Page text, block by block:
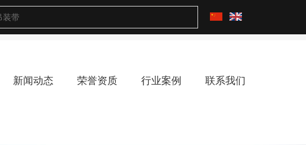
新闻动态 荣誉资质 行业案例 联系我们